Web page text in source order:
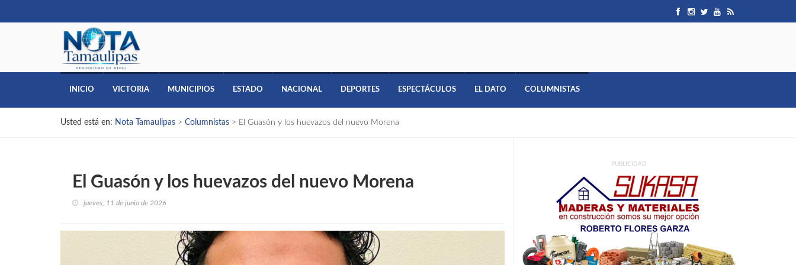
INICIO VICTORIA MUNICIPIOS ESTADO NACIONAL DEPORTES ESPECTÁCULOS EL DATO COLUMNISTAS
Usted está en: Nota Tamaulipas > Columnistas > El Guasón y los huevazos del nuevo Morena
El Guasón y los huevazos del nuevo Morena
jueves, 11 de junio de 2026
PUBLICIDAD